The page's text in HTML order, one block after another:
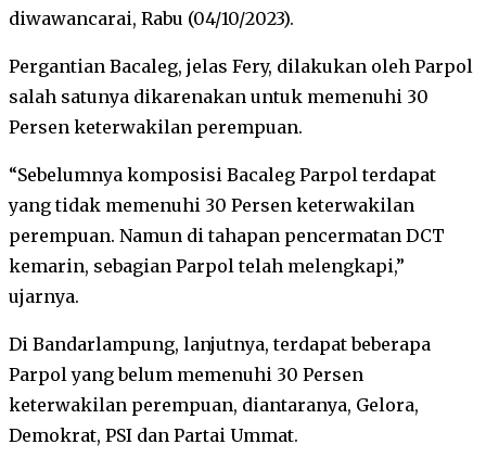
diwawancarai, Rabu (04/10/2023).
Pergantian Bacaleg, jelas Fery, dilakukan oleh Parpol
salah satunya dikarenakan untuk memenuhi 30
Persen keterwakilan perempuan.
“Sebelumnya komposisi Bacaleg Parpol terdapat
yang tidak memenuhi 30 Persen keterwakilan
perempuan. Namun di tahapan pencermatan DCT
kemarin, sebagian Parpol telah melengkapi,”
ujarnya.
Di Bandarlampung, lanjutnya, terdapat beberapa
Parpol yang belum memenuhi 30 Persen
keterwakilan perempuan, diantaranya, Gelora,
Demokrat, PSI dan Partai Ummat.